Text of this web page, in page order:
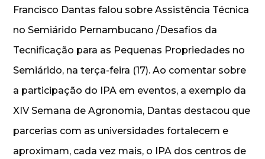
Francisco Dantas falou sobre Assistência Técnica
no Semiárido Pernambucano /Desafios da
Tecnificação para as Pequenas Propriedades no
Semiárido, na terça-feira (17). Ao comentar sobre
a participação do IPA em eventos, a exemplo da
XIV Semana de Agronomia, Dantas destacou que
parcerias com as universidades fortalecem e
aproximam, cada vez mais, o IPA dos centros de